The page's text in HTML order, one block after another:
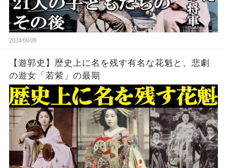
2024/09/09
【遊郭史】歴史上に名を残す有名な花魁と、悲劇
の遊女「若紫」の最期